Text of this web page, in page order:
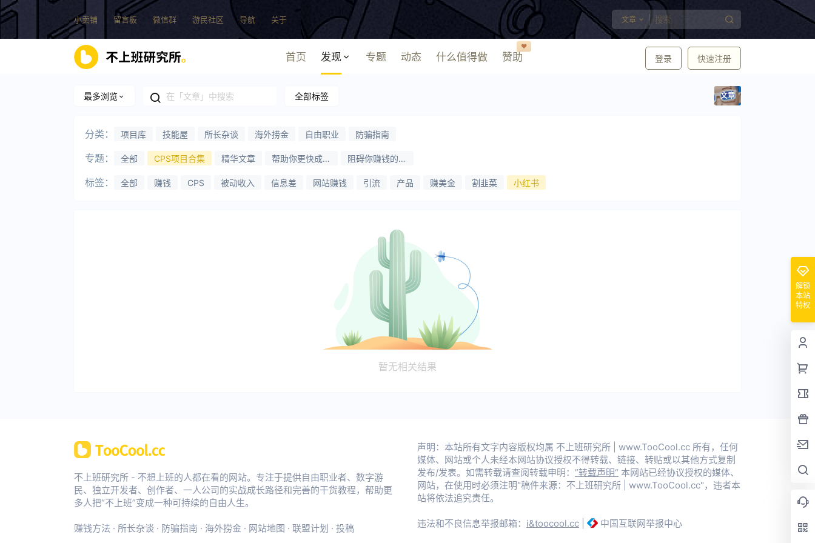
小卖铺 留言板 微信群 游民社区 导航 关于 文章
登录 快速注册
首页 发现 专题 动态 什么值得做 赞助
❤️
最多浏览 全部标签 文章
分类： 项目库 技能屋 所长杂谈 海外捞金 自由职业 防骗指南
专题： 全部 CPS项目合集 精华文章
帮助你更快成功
阻碍你赚钱的问
标签： 全部 赚钱 CPS 被动收入 信息差 网站赚钱 引流 产品 赚美金 割韭菜 小红书
暂无相关结果
解锁
本站
特权
不上班研究所 - 不想上班的人都在看的网站。专注于提供自由职业者、数字游
民、独立开发者、创作者、一人公司的实战成长路径和完善的干货教程，帮助更
多人把“不上班”变成一种可持续的自由人生。
赚钱方法 · 所长杂谈 · 防骗指南 · 海外捞金 · 网站地图 · 联盟计划 · 投稿
声明：本站所有文字内容版权均属 不上班研究所 | www.TooCool.cc 所有，任何
媒体、网站或个人未经本网站协议授权不得转载、链接、转贴或以其他方式复制
发布/发表。如需转载请查阅转载申明： ”转载声明“ 本网站已经协议授权的媒体、
网站，在使用时必须注明"稿件来源：不上班研究所 | www.TooCool.cc"，违者本
站将依法追究责任。
违法和不良信息举报邮箱： i&toocool.cc 中国互联网举报中心